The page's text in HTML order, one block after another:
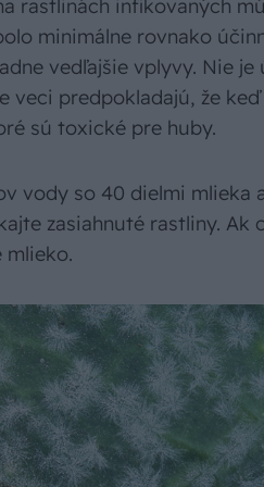
rastlinách infikovaných
minimálne rovnako
vedľajšie vplyvy. Nie
veci predpokladajú, že
sú toxické pre huby.
vody so 40 dielmi mlieka
zasiahnuté rastliny. Ak
mlieko.